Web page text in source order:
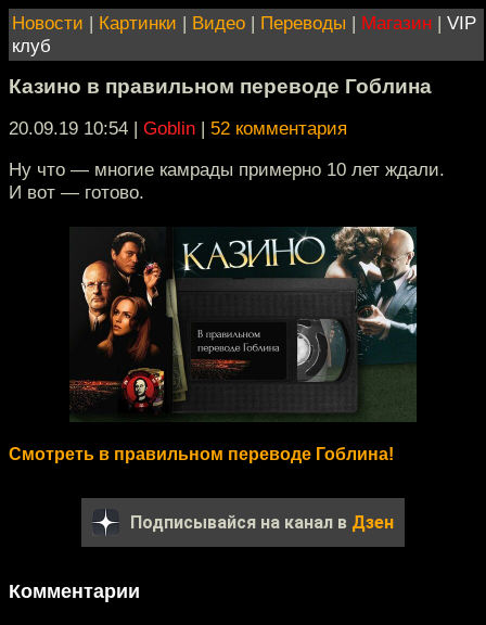
Новости | Картинки | Видео | Переводы | Магазин | VIP
клуб
Казино в правильном переводе Гоблина
20.09.19 10:54 | Goblin | 52 комментария
Ну что — многие камрады примерно 10 лет ждали.
И вот — готово.
Смотреть в правильном переводе Гоблина!
Подписывайся на канал в Дзен
Комментарии